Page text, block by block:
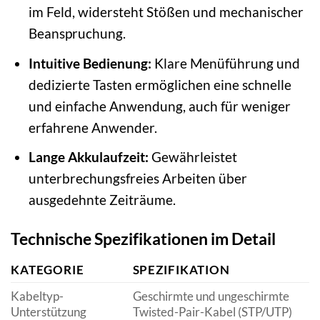
im Feld, widersteht Stößen und mechanischer
Beanspruchung.
Intuitive Bedienung: Klare Menüführung und
dedizierte Tasten ermöglichen eine schnelle
und einfache Anwendung, auch für weniger
erfahrene Anwender.
Lange Akkulaufzeit: Gewährleistet
unterbrechungsfreies Arbeiten über
ausgedehnte Zeiträume.
Technische Spezifikationen im Detail
KATEGORIE
SPEZIFIKATION
Kabeltyp-
Unterstützung
Geschirmte und ungeschirmte
Twisted-Pair-Kabel (STP/UTP)